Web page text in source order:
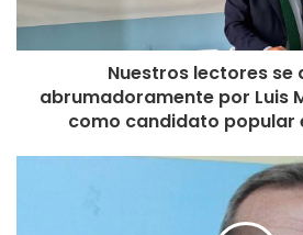
Nuestros lectores se
abrumadoramente por Luis
como candidato popular